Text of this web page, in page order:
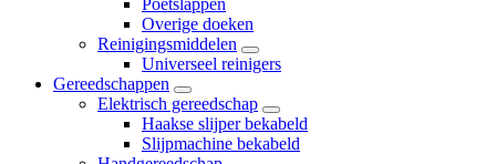
Poetslappen
Overige doeken
Reinigingsmiddelen
Universeel reinigers
Gereedschappen
Elektrisch gereedschap
Haakse slijper bekabeld
Slijpmachine bekabeld